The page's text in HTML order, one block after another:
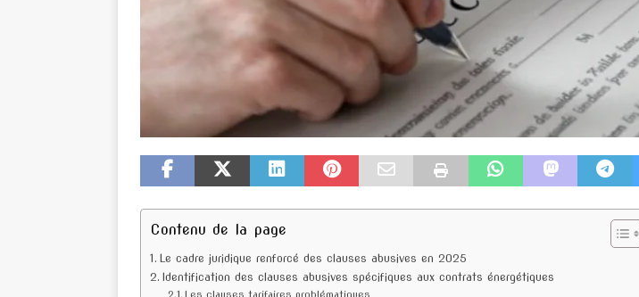
Contenu de la page
Le cadre juridique renforcé des clauses abusives en 2025
Identification des clauses abusives spécifiques aux contrats énergétiques
Les clauses tarifaires problématiques